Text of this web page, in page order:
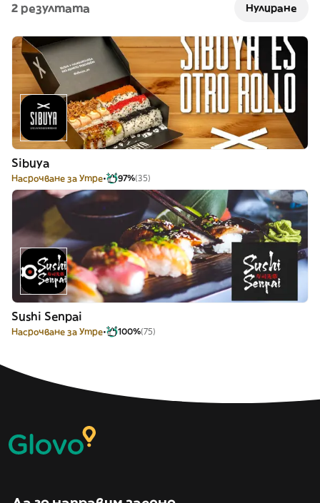
2 резултата Нулиране
Sibuya
Насрочване за Утре 97%(35)
Sushi Senpai
Насрочване за Утре 100%(75)